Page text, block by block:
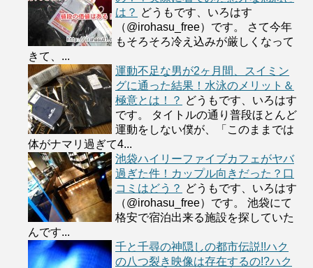
は？ どうもです、いろはす
（@irohasu_free）です。 さて今年
もそろそろ冷え込みが厳しくなって
きて、...
運動不足な男が2ヶ月間、スイミン
グに通った結果！水泳のメリット＆
極意とは！？ どうもです、いろはす
です。 タイトルの通り普段ほとんど
運動をしない僕が、「このままでは
体がナマリ過ぎて4...
池袋ハイリーファイブカフェがヤバ
過ぎた件！カップル向きだった？口
コミはどう？ どうもです、いろはす
（@irohasu_free）です。 池袋にて
格安で宿泊出来る施設を探していた
んです...
千と千尋の神隠しの都市伝説!!ハク
の八つ裂き映像は存在するの!?ハク